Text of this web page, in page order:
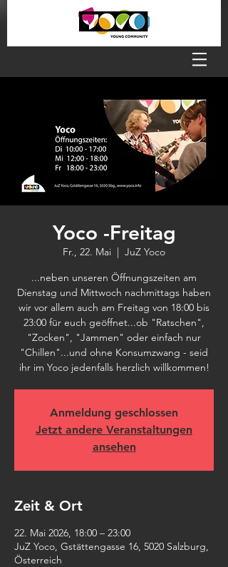
Yoco -Freitag
Fr., 22. Mai
  |
JuZ Yoco
...neben unseren Öffnungszeiten am
Dienstag und Mittwoch nachmittags haben
wir vor allem auch am Freitag von 18:00 bis
23:00 für euch geöffnet...ob "Ratschen",
"Zocken", "Jammen" oder einfach nur
"Chillen"...und ohne Konsumzwang - seid
ihr im Yoco jedenfalls herzlich willkommen!
Anmeldung geschlossen
Jetzt andere Veranstaltungen
ansehen
Zeit & Ort
22. Mai 2026, 18:00 – 23:00
JuZ Yoco, Gstättengasse 16, 5020 Salzburg,
Österreich